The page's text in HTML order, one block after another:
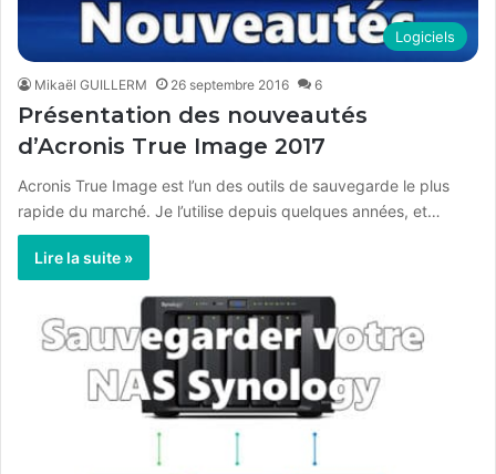
Logiciels
Mikaël GUILLERM 26 septembre 2016 6
Présentation des nouveautés
d’Acronis True Image 2017
Acronis True Image est l’un des outils de sauvegarde le plus
rapide du marché. Je l’utilise depuis quelques années, et…
Lire la suite »